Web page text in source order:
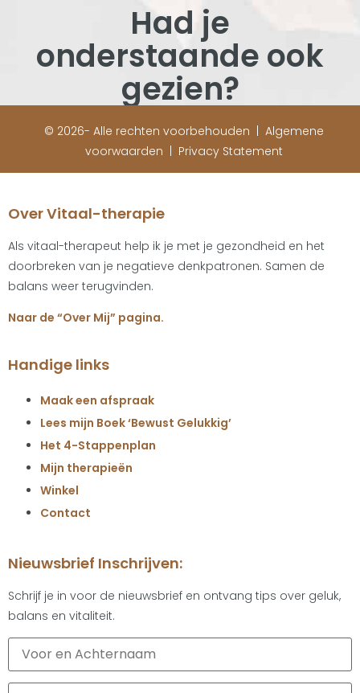
Had je
onderstaande ook
gezien?
© 2026- Alle rechten voorbehouden | Algemene
voorwaarden | Privacy Statement
Over Vitaal-therapie
Als vitaal-therapeut help ik je met je gezondheid en het
doorbreken van je negatieve denkpatronen. Samen de
balans weer terugvinden.
Naar de “Over Mij” pagina.
Handige links
Maak een afspraak
Lees mijn Boek ‘Bewust Gelukkig’
Het 4-Stappenplan
Mijn therapieën
Winkel
Contact
Nieuwsbrief Inschrijven:
Schrijf je in voor de nieuwsbrief en ontvang tips over geluk,
balans en vitaliteit.